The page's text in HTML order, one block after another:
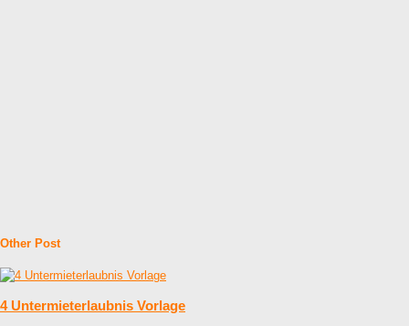
Other Post
4 Untermieterlaubnis Vorlage